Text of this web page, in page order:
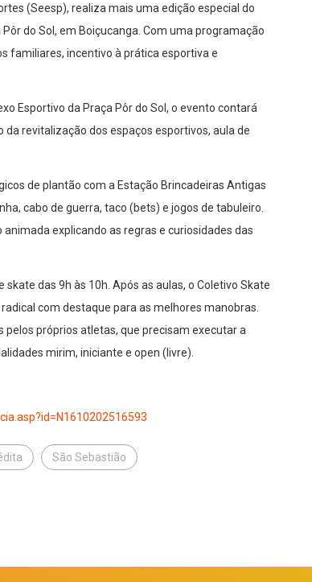
(Seesp), realiza mais uma edição especial do
Pôr do Sol, em Boiçucanga. Com uma programação
familiares, incentivo à prática esportiva e
Esportivo da Praça Pôr do Sol, o evento contará
revitalização dos espaços esportivos, aula de
de plantão com a Estação Brincadeiras Antigas
cabo de guerra, taco (bets) e jogos de tabuleiro.
explicando as regras e curiosidades das
das 9h às 10h. Após as aulas, o Coletivo Skate
com destaque para as melhores manobras.
próprios atletas, que precisam executar a
mirim, iniciante e open (livre).
São Sebastião